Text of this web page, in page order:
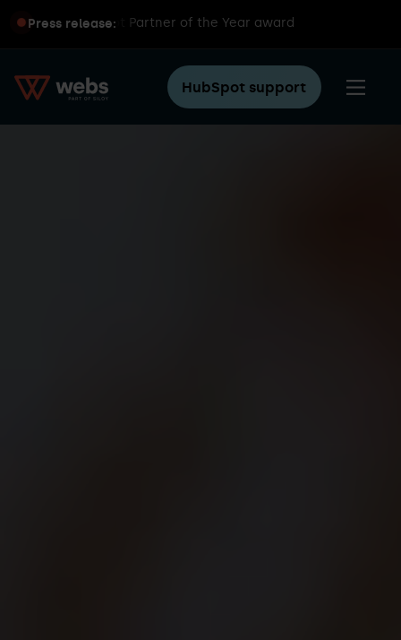
Press release:
HubSpot Partner of the Year award
HubSpot support